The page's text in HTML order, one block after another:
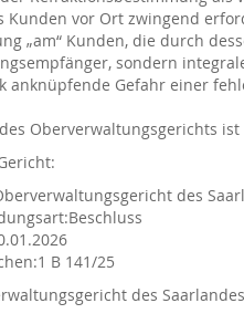
Kunden vor Ort zwingend
„am“ Kunden, die durch
sondern
anknüpfende Gefahr einer
Oberverwaltungsgerichts
des
Beschluss
1 B 141/25
des